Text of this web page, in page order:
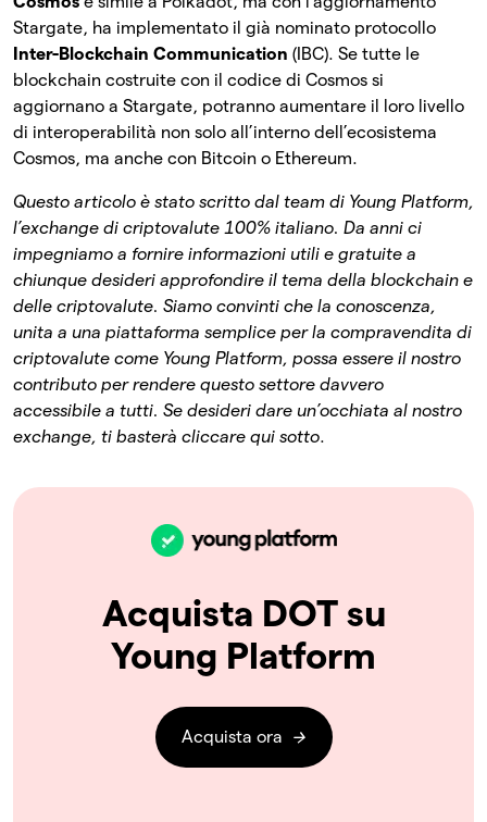
Stargate, ha implementato il già nominato protocollo
Inter-Blockchain Communication (IBC). Se tutte le
blockchain costruite con il codice di Cosmos si
aggiornano a Stargate, potranno aumentare il loro livello
di interoperabilità non solo all’interno dell’ecosistema
Cosmos, ma anche con Bitcoin o Ethereum.
Questo articolo è stato scritto dal team di Young Platform,
l’exchange di criptovalute 100% italiano. Da anni ci
impegniamo a fornire informazioni utili e gratuite a
chiunque desideri approfondire il tema della blockchain e
delle criptovalute. Siamo convinti che la conoscenza,
unita a una piattaforma semplice per la compravendita di
criptovalute come Young Platform, possa essere il nostro
contributo per rendere questo settore davvero
accessibile a tutti. Se desideri dare un’occhiata al nostro
exchange, ti basterà cliccare qui sotto.
Acquista DOT su
Young Platform
Acquista ora